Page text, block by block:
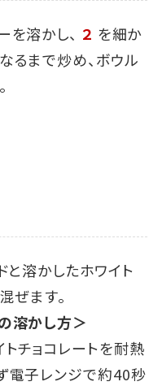
を溶かし、 ２ を細か
るまで炒め、ボウル
と溶かしたホワイト
ぜます。
溶かし方＞
チョコレートを耐熱
電子レンジで約40秒